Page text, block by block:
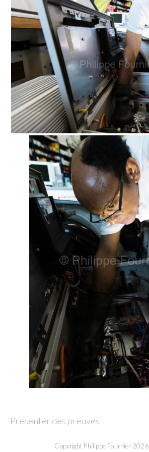
Présenter des preuves
Copyright Philippe Fournier 2026